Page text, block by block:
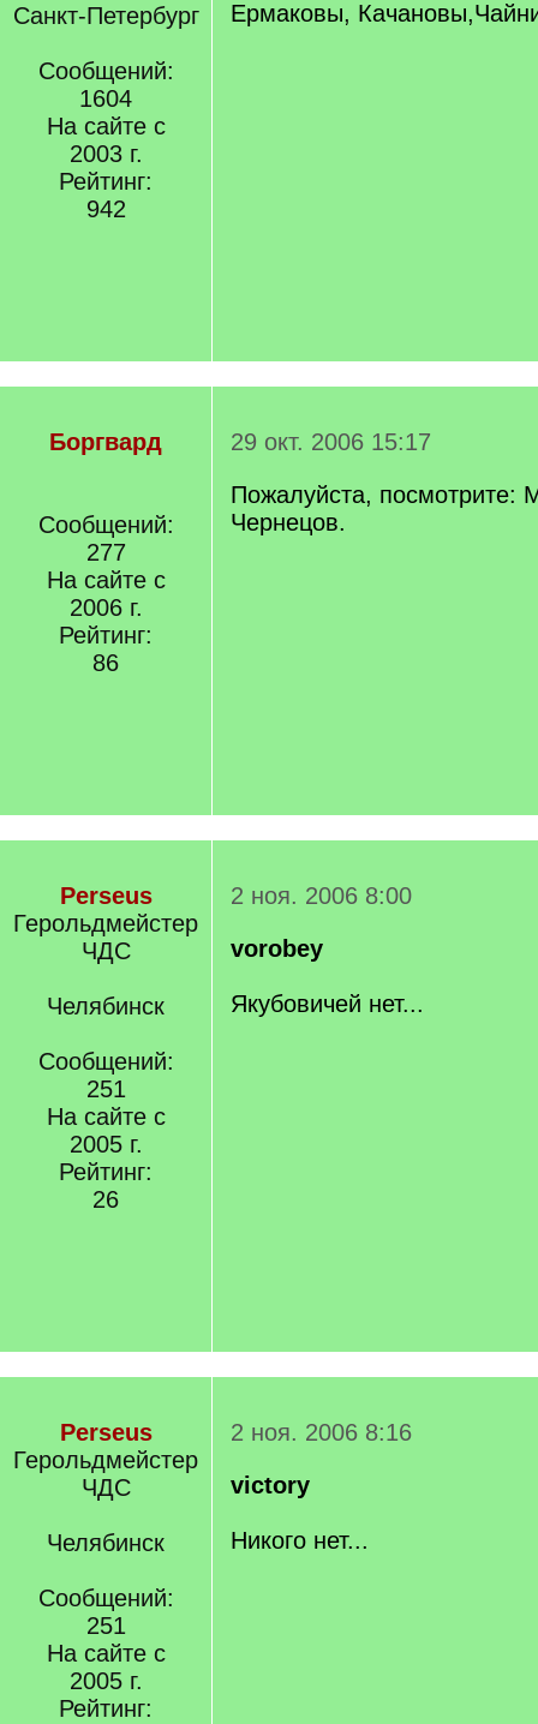
Санкт-Петербург
Сообщений:
1604
На сайте с
2003 г.
Рейтинг:
942
Ермаковы,
Боргвард
Сообщений:
277
На сайте с
2006 г.
Рейтинг:
86
29 окт. 2006 15:17
Пожалуйста, посмотрите:
Чернецов.
Perseus
Герольдмейстер
ЧДС
Челябинск
Сообщений:
251
На сайте с
2005 г.
Рейтинг:
26
2 ноя. 2006 8:00
vorobey
Якубовичей нет...
Perseus
Герольдмейстер
ЧДС
Челябинск
Сообщений:
251
На сайте с
2005 г.
Рейтинг:
2 ноя. 2006 8:16
victory
Никого нет...